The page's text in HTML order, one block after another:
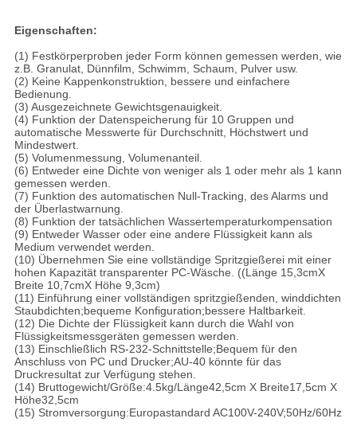
Eigenschaften:
(1) Festkörperproben jeder Form können gemessen werden, wie
z.B. Granulat, Dünnfilm, Schwimm, Schaum, Pulver usw.
(2) Keine Kappenkonstruktion, bessere und einfachere
Bedienung.
(3) Ausgezeichnete Gewichtsgenauigkeit.
(4) Funktion der Datenspeicherung für 10 Gruppen und
automatische Messwerte für Durchschnitt, Höchstwert und
Mindestwert.
(5) Volumenmessung, Volumenanteil.
(6) Entweder eine Dichte von weniger als 1 oder mehr als 1 kann
gemessen werden.
(7) Funktion des automatischen Null-Tracking, des Alarms und
der Überlastwarnung.
(8) Funktion der tatsächlichen Wassertemperaturkompensation
(9) Entweder Wasser oder eine andere Flüssigkeit kann als
Medium verwendet werden.
(10) Übernehmen Sie eine vollständige Spritzgießerei mit einer
hohen Kapazität transparenter PC-Wäsche. ((Länge 15,3cmX
Breite 10,7cmX Höhe 9,3cm)
(11) Einführung einer vollständigen spritzgießenden, winddichten
Staubdichten;bequeme Konfiguration;bessere Haltbarkeit.
(12) Die Dichte der Flüssigkeit kann durch die Wahl von
Flüssigkeitsmessgeräten gemessen werden.
(13) Einschließlich RS-232-Schnittstelle;Bequem für den
Anschluss von PC und Drucker;AU-40 könnte für das
Druckresultat zur Verfügung stehen.
(14) Bruttogewicht/Größe:4.5kg/Länge42,5cm X Breite17,5cm X
Höhe32,5cm
(15) Stromversorgung:Europastandard AC100V-240V;50Hz/60Hz